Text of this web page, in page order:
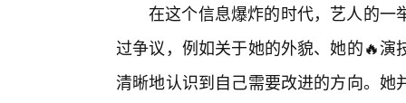
在这个信息爆炸的时代，艺人的一
过争议，例如关于她的外貌、她的🔥
清晰地认识到自己需要改进的方向。